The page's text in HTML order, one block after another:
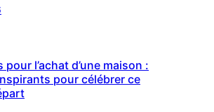
l’achat d’une maison :
pour célébrer ce